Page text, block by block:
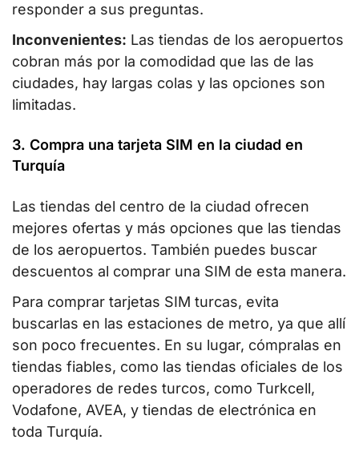
responder a sus preguntas.
Inconvenientes: Las tiendas de los aeropuertos
cobran más por la comodidad que las de las
ciudades, hay largas colas y las opciones son
limitadas.
3. Compra una tarjeta SIM en la ciudad en
Turquía
Las tiendas del centro de la ciudad ofrecen
mejores ofertas y más opciones que las tiendas
de los aeropuertos. También puedes buscar
descuentos al comprar una SIM de esta manera.
Para comprar tarjetas SIM turcas, evita
buscarlas en las estaciones de metro, ya que allí
son poco frecuentes. En su lugar, cómpralas en
tiendas fiables, como las tiendas oficiales de los
operadores de redes turcos, como Turkcell,
Vodafone, AVEA, y tiendas de electrónica en
toda Turquía.